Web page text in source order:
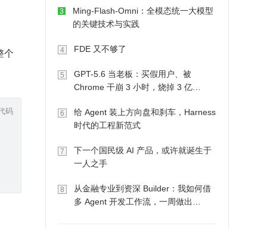
个
码
3
Ming-Flash-Omni：全模态统一大模型
的关键技术与实践
4 FDE 又不够了
5
GPT-5.6 当老板：买假用户、被
Chrome 干崩 3 小时，烧掉 3 亿
6
给 Agent 装上方向盘和刹车，Harness
时代的工程新范式
7
下一个国民级 AI 产品，或许就诞生于
一人之手
8
从金融专业到资深 Builder：我如何借
多 Agent 开发工作流，一周做出